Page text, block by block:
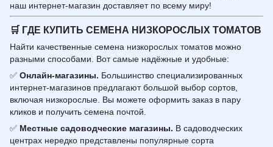
наш интернет-магазин доставляет по всему миру!
🛒 ГДЕ КУПИТЬ СЕМЕНА НИЗКОРОСЛЫХ ТОМАТОВ
Найти качественные семена низкорослых томатов можно
разными способами. Вот самые надёжные и удобные:
✅ Онлайн-магазины. Большинство специализированных
интернет-магазинов предлагают большой выбор сортов,
включая низкорослые. Вы можете оформить заказ в пару
кликов и получить семена почтой.
✅ Местные садоводческие магазины. В садоводческих
центрах нередко представлены популярные сорта